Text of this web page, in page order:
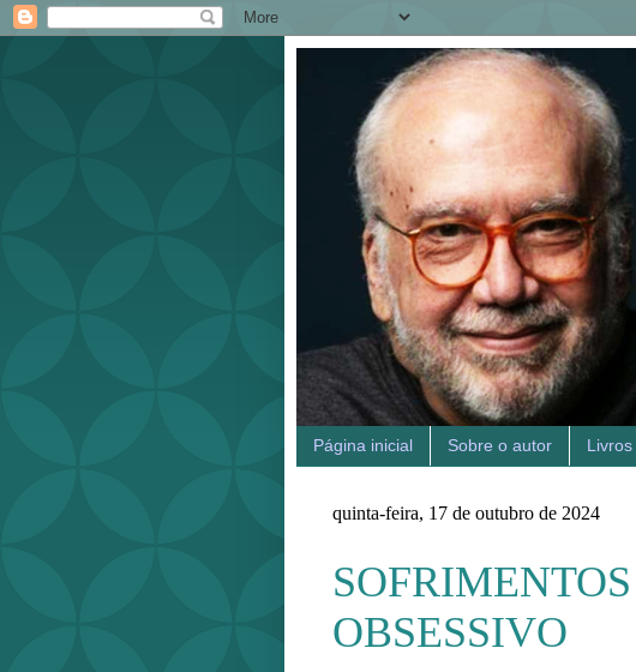
Página inicial Sobre o autor Livros
quinta-feira, 17 de outubro de 2024
OBSESSIVO